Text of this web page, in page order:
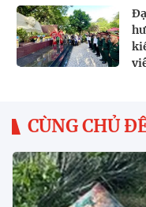
CÙNG CHỦ